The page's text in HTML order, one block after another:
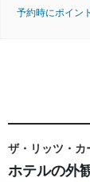
予約時にポイン
ザ・リッツ・カ
ホテルの外